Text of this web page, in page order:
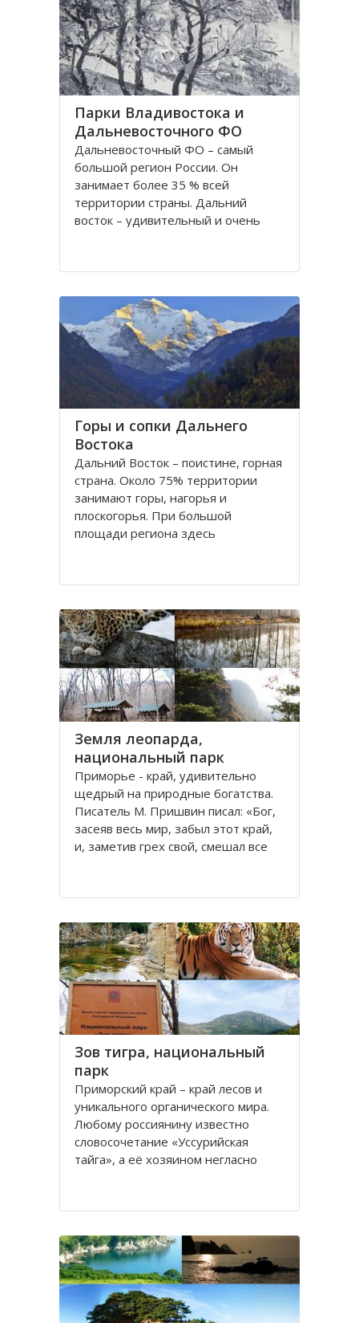
частности, Приморский край
Парки Владивостока и
Дальневосточного ФО
Дальневосточный ФО – самый
большой регион России. Он
занимает более 35 % всей
территории страны. Дальний
восток – удивительный и очень
богатые рыбой, алмазные
другое делает этот регион
притягательным для
Горы и сопки Дальнего
Востока
Дальний Восток – поистине, горная
страна. Около 75% территории
занимают горы, нагорья и
плоскогорья. При большой
площади региона здесь
хребты достигают высоты 2000 м.
широко известные горные системы
Хингано
Земля леопарда,
национальный парк
Приморье - край, удивительно
щедрый на природные богатства.
Писатель М. Пришвин писал: «Бог,
засеяв весь мир, забыл этот край,
и, заметив грех свой, смешал все
здесь соседствует тайга и
здесь обитают
Зов тигра, национальный
парк
Приморский край – край лесов и
уникального органического мира.
Любому россиянину известно
словосочетание «Уссурийская
тайга», а её хозяином негласно
прекрасного сильного хищника к
сократилась. Одним из